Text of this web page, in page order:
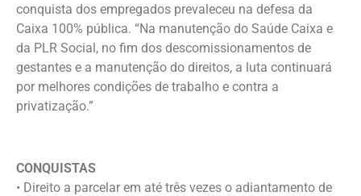
conquista dos empregados prevaleceu na defesa da
Caixa 100% pública. “Na manutenção do Saúde Caixa e
da PLR Social, no fim dos descomissionamentos de
gestantes e a manutenção do direitos, a luta continuará
por melhores condições de trabalho e contra a
privatização.”
CONQUISTAS
• Direito a parcelar em até três vezes o adiantamento de